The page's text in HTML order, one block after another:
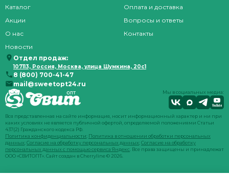
Каталог
Акции
О нас
Новости
Оплата и доставка
Вопросы и ответы
Контакты
Отдел продаж:
107113, Россия, Москва, улица Шумкина, 20с1
8 (800) 700-41-47
mail@sweetopt24.ru
Мы в социальных медиа:
Вся представленная на сайте информация, носит информационный характер и ни при
каких условиях не является публичной офертой, определяемой положениями Статьи
437(2) Гражданского кодекса РФ.
Политика конфиденциальности; Политика в отношении обработки персональных
данных; Согласие на обработку персональных данных; Согласие на обработку
персональных данных с помощью сервиса Яндекс . Все права защищены и принадлежат
ООО «СВИТОПТ». Сайт создан вCherryline© 2026.